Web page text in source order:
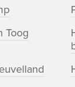
Toog